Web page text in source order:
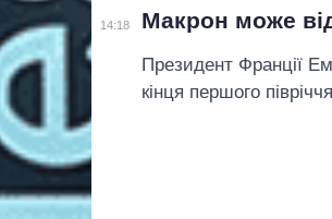
14:18 Макрон може
Президент Франції
кінця першого